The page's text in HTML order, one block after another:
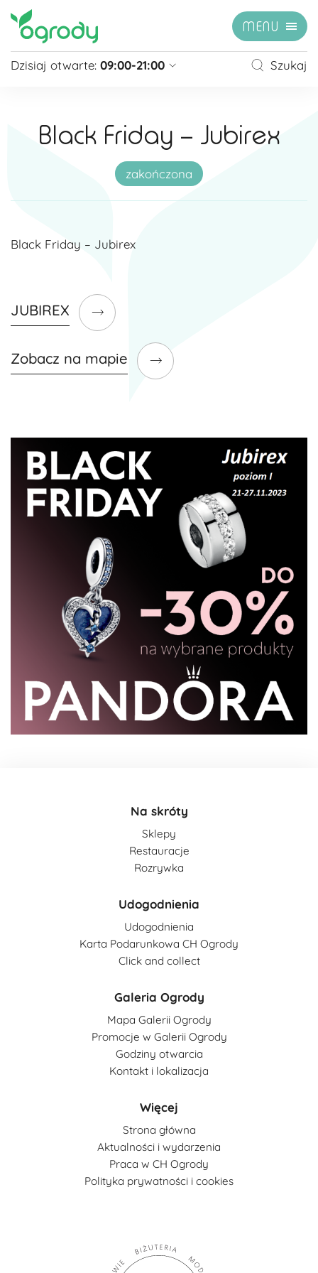
MENU
Dzisiaj otwarte: 09:00-21:00
Niedziela
zamknięte
Niedziela handlowa
10:00 - 20:00
Szukaj
Black Friday – Jubirex
zakończona
Black Friday – Jubirex
JUBIREX
Zobacz na mapie
Na skróty
Sklepy
Restauracje
Rozrywka
Udogodnienia
Udogodnienia
Karta Podarunkowa CH Ogrody
Click and collect
Galeria Ogrody
Mapa Galerii Ogrody
Promocje w Galerii Ogrody
Godziny otwarcia
Kontakt i lokalizacja
Więcej
Strona główna
Aktualności i wydarzenia
Praca w CH Ogrody
Polityka prywatności i cookies